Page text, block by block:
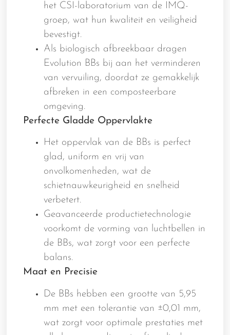
het CSI-laboratorium van de IMQ-
groep, wat hun kwaliteit en veiligheid
bevestigt.
Als biologisch afbreekbaar dragen
Evolution BBs bij aan het verminderen
van vervuiling, doordat ze gemakkelijk
afbreken in een composteerbare
omgeving.
Perfecte Gladde Oppervlakte
Het oppervlak van de BBs is perfect
glad, uniform en vrij van
onvolkomenheden, wat de
schietnauwkeurigheid en snelheid
verbetert.
Geavanceerde productietechnologie
voorkomt de vorming van luchtbellen in
de BBs, wat zorgt voor een perfecte
balans.
Maat en Precisie
De BBs hebben een grootte van 5,95
mm met een tolerantie van ±0,01 mm,
wat zorgt voor optimale prestaties met